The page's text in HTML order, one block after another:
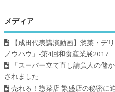
メディア
【成田代表講演動画】惣菜・デ
ノウハウ」-第4回和食産業展2017
「スーパー立て直し請負人の儲
されました
売れる！惣菜店 繁盛店の秘密に